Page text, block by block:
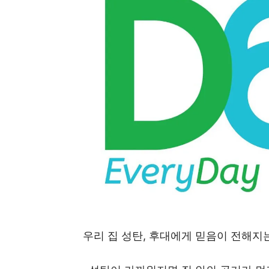
우리 집 성탄, 후대에게 믿음이 전해지